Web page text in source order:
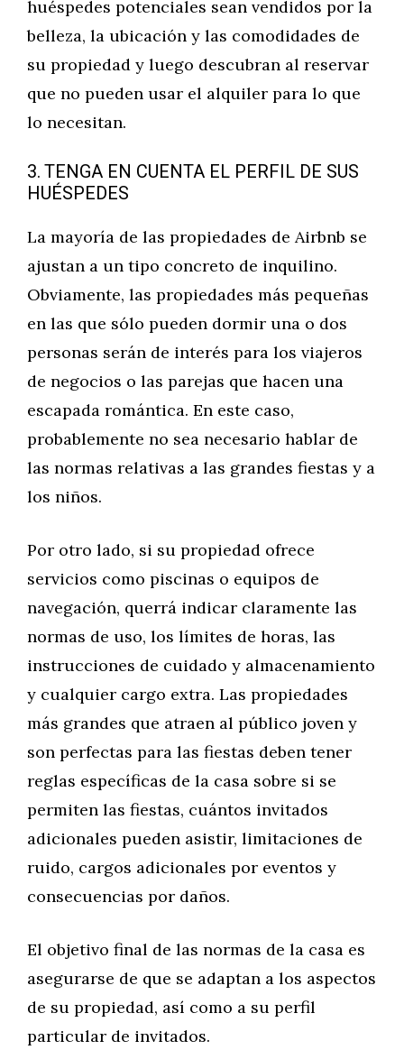
huéspedes potenciales sean vendidos por la
belleza, la ubicación y las comodidades de
su propiedad y luego descubran al reservar
que no pueden usar el alquiler para lo que
lo necesitan.
3. TENGA EN CUENTA EL PERFIL DE SUS
HUÉSPEDES
La mayoría de las propiedades de Airbnb se
ajustan a un tipo concreto de inquilino.
Obviamente, las propiedades más pequeñas
en las que sólo pueden dormir una o dos
personas serán de interés para los viajeros
de negocios o las parejas que hacen una
escapada romántica. En este caso,
probablemente no sea necesario hablar de
las normas relativas a las grandes fiestas y a
los niños.
Por otro lado, si su propiedad ofrece
servicios como piscinas o equipos de
navegación, querrá indicar claramente las
normas de uso, los límites de horas, las
instrucciones de cuidado y almacenamiento
y cualquier cargo extra. Las propiedades
más grandes que atraen al público joven y
son perfectas para las fiestas deben tener
reglas específicas de la casa sobre si se
permiten las fiestas, cuántos invitados
adicionales pueden asistir, limitaciones de
ruido, cargos adicionales por eventos y
consecuencias por daños.
El objetivo final de las normas de la casa es
asegurarse de que se adaptan a los aspectos
de su propiedad, así como a su perfil
particular de invitados.